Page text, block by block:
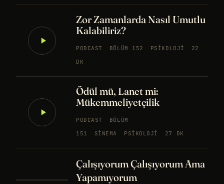
Zor Zamanlarda Nasıl Umutlu
Kalabiliriz?
PODCAST BÖLÜM 152 PSIKOLOJI
22
DK
Ödül mü, Lanet mi:
Mükemmeliyetçilik
PODCAST
BÖLÜM
151
SINEMA PSIKOLOJI 27 DK
Çalışıyorum Çalışıyorum Ama
Yapamıyorum